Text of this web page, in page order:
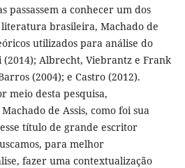
passassem a conhecer um dos
brasileira, Machado de
utilizados para análise do
(2014); Albrecht, Viebrantz e Frank
(2004); e Castro (2012).
meio desta pesquisa,
de Assis, como foi sua
título de grande escritor
para melhor
fazer uma contextualização